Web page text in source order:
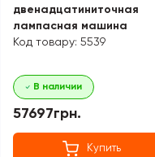
двенадцатиниточная
лампасная машина
Код товару: 5539
В наличии
57697грн.
Купить